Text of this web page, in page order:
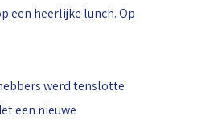
een heerlijke lunch. Op
werd tenslotte
een nieuwe